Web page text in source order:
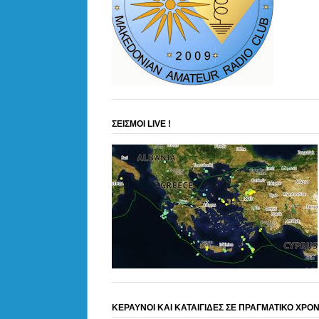
ΣΕΙΣΜΟΙ LIVE !
ΚΕΡΑΥΝΟΙ ΚΑΙ ΚΑΤΑΙΓΙΔΕΣ ΣΕ ΠΡΑΓΜΑΤΙΚΟ